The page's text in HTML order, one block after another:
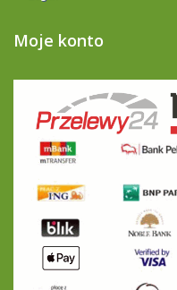
Moje konto